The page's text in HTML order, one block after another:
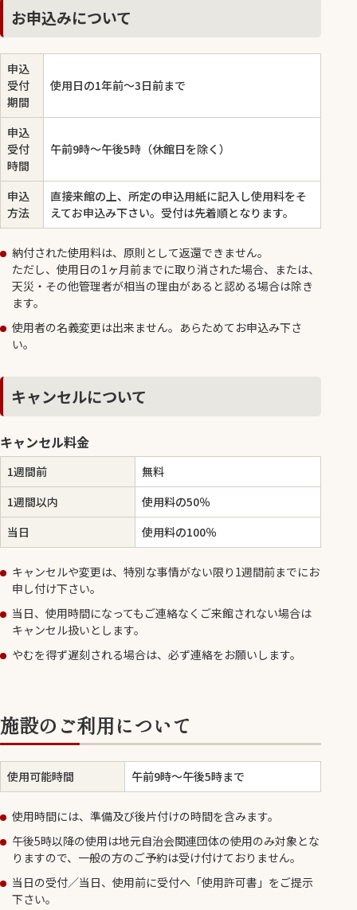
お申込みについて
申込
受付
期間
使用日の1年前～3日前まで
申込
受付
時間
午前9時～午後5時（休館日を除く）
申込
方法
直接来館の上、所定の申込用紙に記入し使用料をそ
えてお申込み下さい。受付は先着順となります。
納付された使用料は、原則として返還できません。
ただし、使用日の1ヶ月前までに取り消された場合、または、
天災・その他管理者が相当の理由があると認める場合は除き
ます。
使用者の名義変更は出来ません。あらためてお申込み下さ
い。
キャンセルについて
キャンセル料金
1週間前
無料
1週間以内
使用料の50％
当日
使用料の100％
キャンセルや変更は、特別な事情がない限り1週間前までにお
申し付け下さい。
当日、使用時間になってもご連絡なくご来館されない場合は
キャンセル扱いとします。
やむを得ず遅刻される場合は、必ず連絡をお願いします。
施設のご利用について
使用可能時間 午前9時～午後5時まで
使用時間には、準備及び後片付けの時間を含みます。
午後5時以降の使用は地元自治会関連団体の使用のみ対象とな
りますので、一般の方のご予約は受け付けておりません。
当日の受付／当日、使用前に受付へ「使用許可書」をご提示
下さい。